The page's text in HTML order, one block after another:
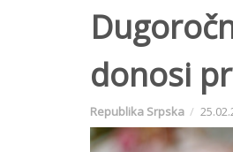
donosi
Republika Srpska